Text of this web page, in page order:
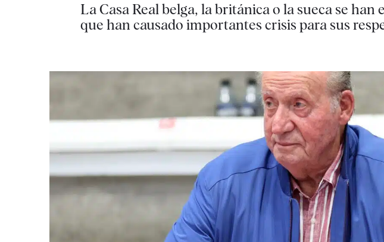
La Casa Real belga, la británica o la sueca se
que han causado importantes crisis para sus